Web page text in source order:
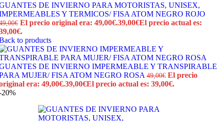
DE INVIERNO PARA MOTORISTAS, UNISEX,
Y TERMICOS/ FISA ATOM NEGRO ROJO
€ El precio original era: 49,00€.39,00€El precio actual es:
to products
DE INVIERNO IMPERMEABLE Y TRANSPIRABLE
MUJER/ FISA ATOM NEGRO ROSA 49,00€ El precio
era: 49,00€.39,00€El precio actual es: 39,00€.
20%